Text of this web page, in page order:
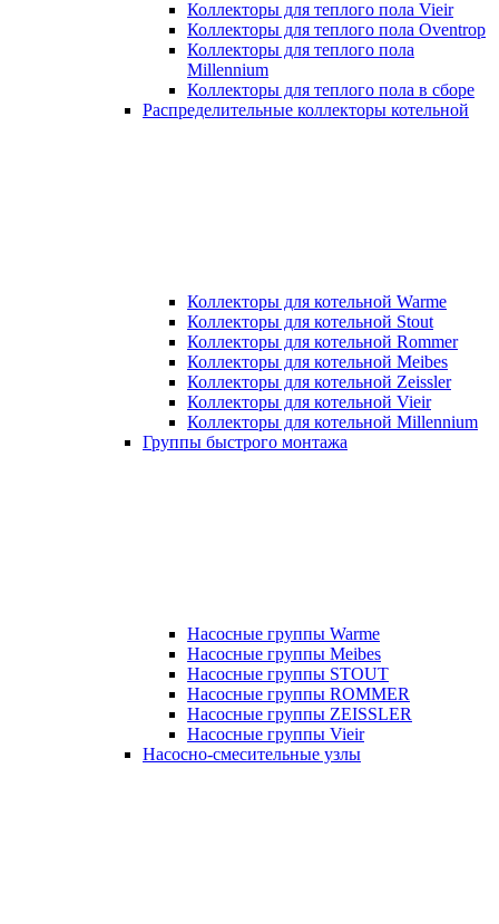
Коллекторы для теплого пола Vieir
Коллекторы для теплого пола Oventrop
Коллекторы для теплого пола
Millennium
Коллекторы для теплого пола в сборе
Распределительные коллекторы котельной
Коллекторы для котельной Warme
Коллекторы для котельной Stout
Коллекторы для котельной Rommer
Коллекторы для котельной Meibes
Коллекторы для котельной Zeissler
Коллекторы для котельной Vieir
Коллекторы для котельной Millennium
Группы быстрого монтажа
Насосные группы Warme
Насосные группы Meibes
Насосные группы STOUT
Насосные группы ROMMER
Насосные группы ZEISSLER
Насосные группы Vieir
Насосно-смесительные узлы